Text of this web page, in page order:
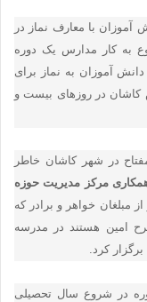
آموزان با معارف نماز در
به کار مدارس یک دوره
آموزان به نماز برای
در روزهای بیست و
در شهر کاشان خاطر
مرکز مدیریت حوزه
مبلغان خواهر و برادر که
امین هستند در مدرسه
کرد.
در شروع سال تحصیلی